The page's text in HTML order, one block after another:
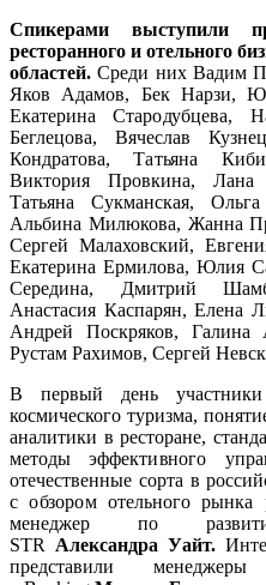
Спикерами выступили
ресторанного и отельного
областей. Среди них Вадим
Яков Адамов, Бек Нарзи,
Екатерина Стародубцева,
Беглецова, Вячеслав
Кондратова, Татьяна
Виктория Провкина, Лана
Татьяна Сукманская,
Альбина Милюкова, Жанна
Сергей Малаховский,
Екатерина Ермилова, Юлия
Середина, Дмитрий
Анастасия Каспарян, Елена
Андрей Поскряков, Галина
Рустам Рахимов, Сергей
В первый день участники
космического туризма,
аналитики в ресторане,
методы эффективного
отечественные сорта в
с обзором отельного рынка
менеджер по
STR Александра Уайт.
представили